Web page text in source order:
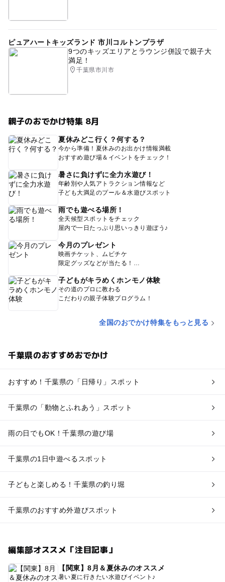
ピュアハートキッズランド 市川コルトンプラザ
9つのキッズエリアとラウンジ併設で親子大
満足！
千葉県市川市
親子のおでかけ特集 8月
夏休みどこ行く？何する？
今から準備！夏休みのお出かけ情報満載
おすすめ遊び場＆イベントをチェック！
暑さに負けずに全力水遊び！
年齢別や人気アトラクション情報など
子ども大満足のプール＆水遊びスポット
雨でも遊べる場所！
全天候型スポットをチェック
屋内で一日たっぷり思いっきり遊ぼう♪
今月のプレゼント
映画チケット、ムビチケ
限定グッズなどが当たる！
子どもがキラめくホンモノ体験
その道のプロに教わる
こだわりの親子体験プログラム！
全国のおでかけ特集をもっと見る
千葉県のおすすめおでかけ
おすすめ！千葉県の「日帰り」スポット
千葉県の「動物とふれあう」スポット
雨の日でもOK！千葉県の遊び場
千葉県の1日中遊べるスポット
子どもと楽しめる！千葉県の釣り堀
千葉県のおすすめ外遊びスポット
編集部オススメ「注目記事」
【関東】8月＆夏休みのオススメ
暑い夏に行きたい水遊びイベント♪